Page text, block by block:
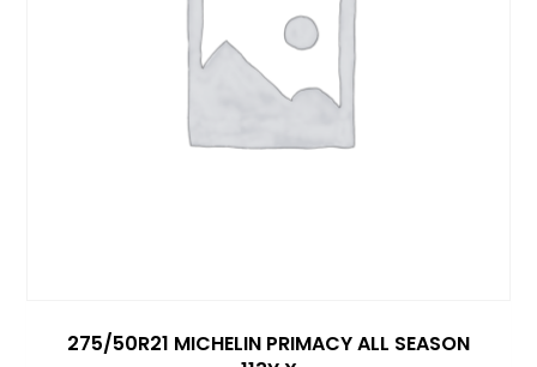
275/50R21 MICHELIN PRIMACY ALL SEASON